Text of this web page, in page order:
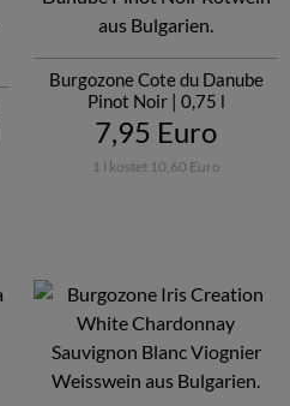
Burgozone Cote du Danube
Pinot Noir | 0,75 l
7,95 Euro
1 l kostet 10,60 Euro